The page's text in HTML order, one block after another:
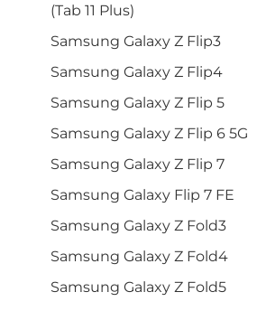
(Tab 11 Plus)
Samsung Galaxy Z Flip3
Samsung Galaxy Z Flip4
Samsung Galaxy Z Flip 5
Samsung Galaxy Z Flip 6 5G
Samsung Galaxy Z Flip 7
Samsung Galaxy Flip 7 FE
Samsung Galaxy Z Fold3
Samsung Galaxy Z Fold4
Samsung Galaxy Z Fold5